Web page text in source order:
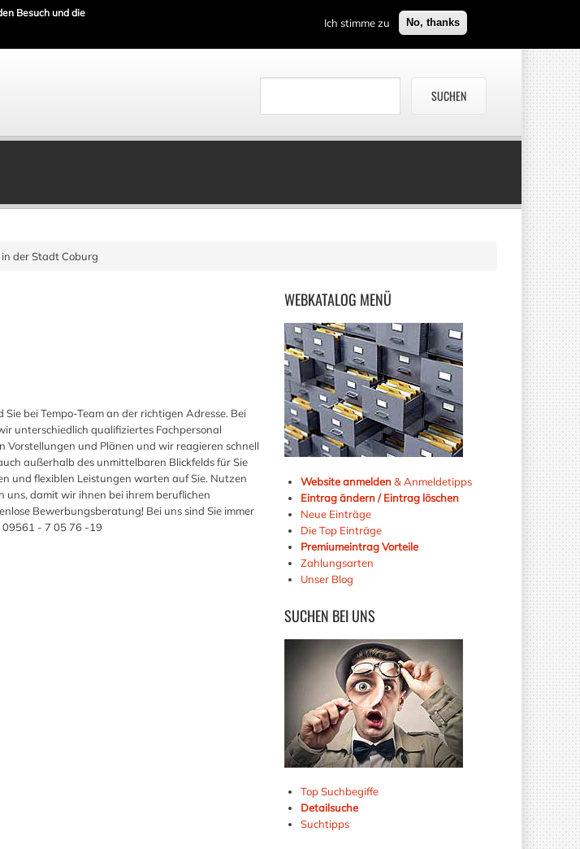
Besuch und die
Ich stimme zu No, thanks
der Stadt Coburg
WEBKATALOG MENÜ
Website anmelden& Anmeldetipps
Eintrag ändern / Eintrag löschen
Neue Einträge
Die Top Einträge
Premiumeintrag Vorteile
Zahlungsarten
Unser Blog
SUCHEN BEI UNS
Top Suchbegiffe
Detailsuche
Suchtipps
bei Tempo-Team an der richtigen Adresse. Bei
unterschiedlich qualifiziertes Fachpersonal
und Plänen und wir reagieren schnell
außerhalb des unmittelbaren Blickfelds für Sie
und flexiblen Leistungen warten auf Sie. Nutzen
uns, damit wir ihnen bei ihrem beruflichen
Bewerbungsberatung! Bei uns sind Sie immer
09561 - 7 05 76 -19